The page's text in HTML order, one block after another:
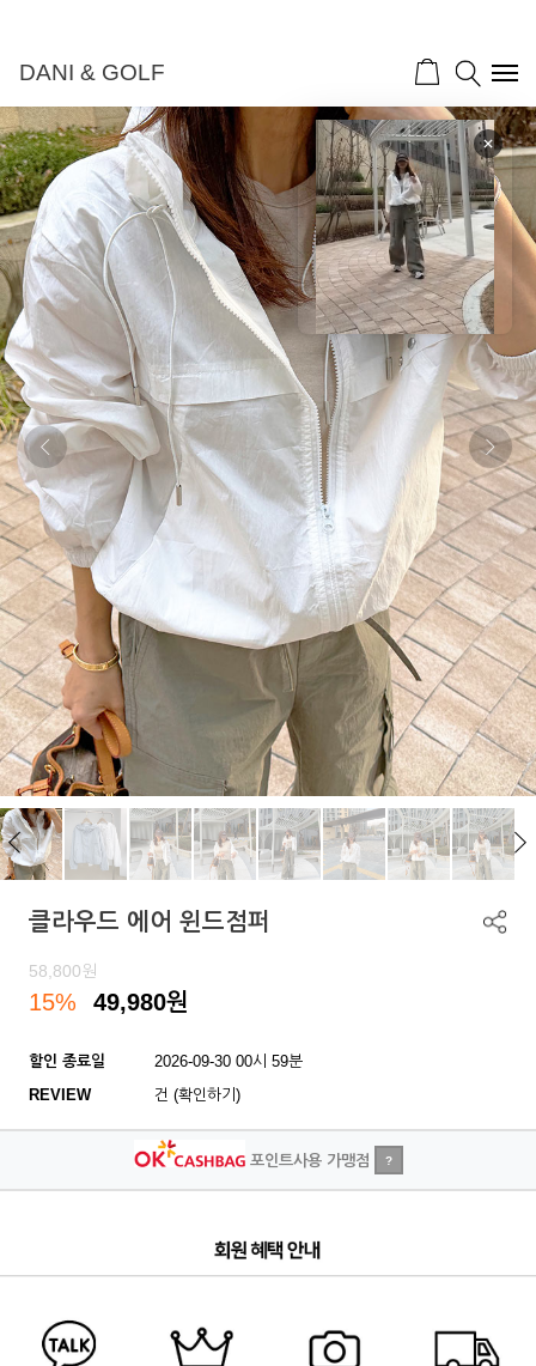
DANI & GOLF
클라우드 에어 윈드점퍼
58,800원
15% 49,980원
할인 종료일
2026-09-30 00시 59분
REVIEW
건 (확인하기)
포인트사용 가맹점 ?